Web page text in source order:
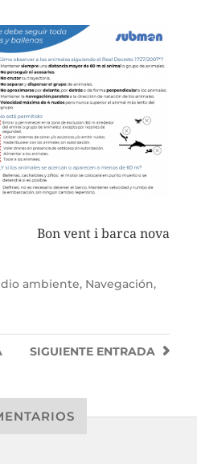
Bon vent i barca nova
ambiente, Navegación,
SIGUIENTE ENTRADA